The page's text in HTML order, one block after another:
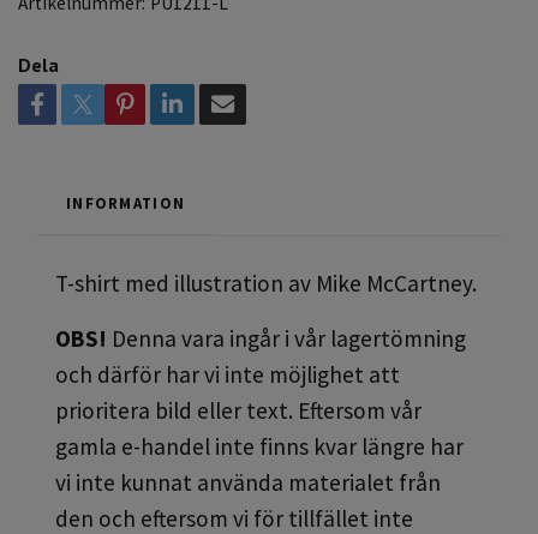
Dela
INFORMATION
T-shirt med illustration av Mike McCartney.
OBS! Denna vara ingår i vår lagertömning
och därför har vi inte möjlighet att
prioritera bild eller text. Eftersom vår
gamla e-handel inte finns kvar längre har
vi inte kunnat använda materialet från
den och eftersom vi för tillfället inte